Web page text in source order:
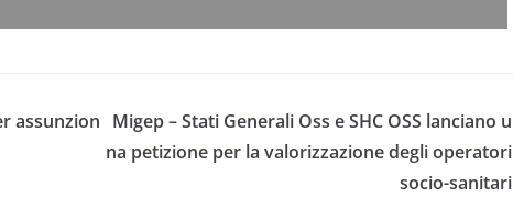
assunzion Migep – Stati Generali Oss e SHC OSS lanciano u
na petizione per la valorizzazione degli operatori
socio-sanitari